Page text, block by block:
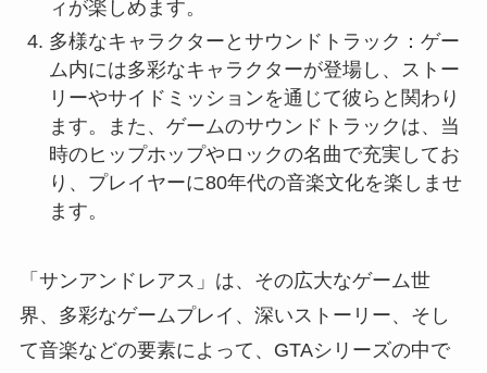
ィが楽しめます。
多様なキャラクターとサウンドトラック：ゲー
ム内には多彩なキャラクターが登場し、ストー
リーやサイドミッションを通じて彼らと関わり
ます。また、ゲームのサウンドトラックは、当
時のヒップホップやロックの名曲で充実してお
り、プレイヤーに80年代の音楽文化を楽しませ
ます。
「サンアンドレアス」は、その広大なゲーム世
界、多彩なゲームプレイ、深いストーリー、そし
て音楽などの要素によって、GTAシリーズの中で